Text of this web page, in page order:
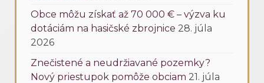
Obce môžu získať až 70 000 € – výzva ku
dotáciám na hasičské zbrojnice 28. júla
2026
Znečistené a neudržiavané pozemky?
Nový priestupok pomôže obciam 21. júla